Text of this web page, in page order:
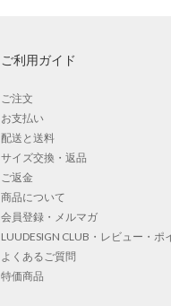
ご利用ガイド
ご注文
お支払い
配送と送料
サイズ交換・返品
ご返金
商品について
会員登録・メルマガ
LUUDESIGN CLUB・レビュー・ポ
よくあるご質問
特価商品